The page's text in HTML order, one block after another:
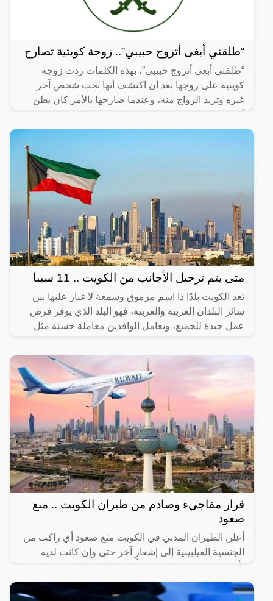
“طلقني أبغى أتزوج حبيبي”.. زوجة كويتية تصارح
“طلقني أبغى أتزوج حبيبي”، بهذه الكلمات ردت زوجة
كويتية على زوجها بعد أن اكتشف أنها تحب شخص آخر
غيره وتريد الزواج منه، وعندما صارحها بالأمر كان يظن
متى يتم ترحيل الأجانب من الكويت .. 11 سببا
تعد الكويت بلدًا ذا اسم مرموق وسمعة لا غبار عليها بين
سائر البلدان العربية والغربية، فهو البلد الذي يوفر فرص
عمل جيدة للجميع، ويعامل الوافدين معاملة حسنة مثل
قرار مفاجيء وصادم من طيران الكويت .. منع
صعود
أعلن الطيران المدني في الكويت منع صعود أي راكب من
الجنسية الفيلبينية إلى إشعارٍ آخر حتى وإن كانت لديه